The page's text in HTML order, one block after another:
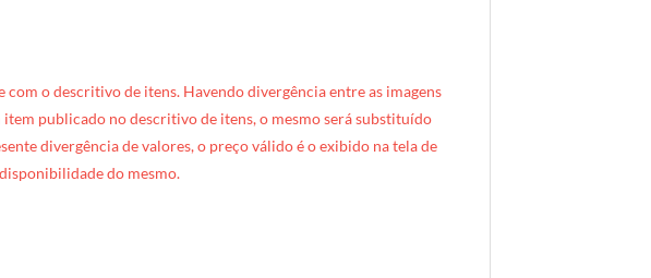
o descritivo de itens. Havendo divergência entre as imagens
publicado no descritivo de itens, o mesmo será substituído
divergência de valores, o preço válido é o exibido na tela de
do mesmo.